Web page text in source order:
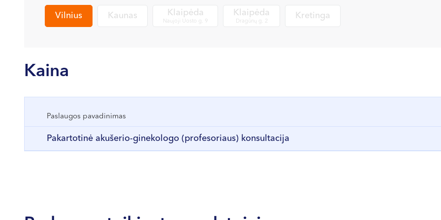
Vilnius Kaunas Klaipėda
Naujoji Uosto g. 9
Klaipėda
Dragūnų g. 2
Kretinga
Kaina
Paslaugos pavadinimas
Pakartotinė akušerio-ginekologo (profesoriaus) konsultacija